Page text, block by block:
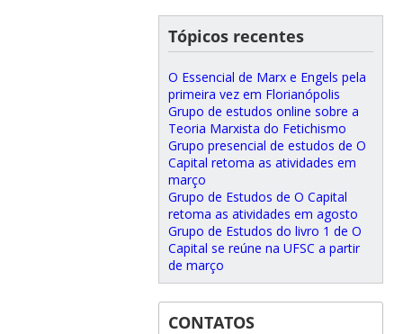
Tópicos recentes
O Essencial de Marx e Engels pela
primeira vez em Florianópolis
Grupo de estudos online sobre a
Teoria Marxista do Fetichismo
Grupo presencial de estudos de O
Capital retoma as atividades em
março
Grupo de Estudos de O Capital
retoma as atividades em agosto
Grupo de Estudos do livro 1 de O
Capital se reúne na UFSC a partir
de março
CONTATOS